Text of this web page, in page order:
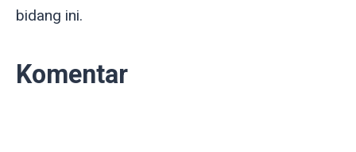
bidang ini.
Komentar